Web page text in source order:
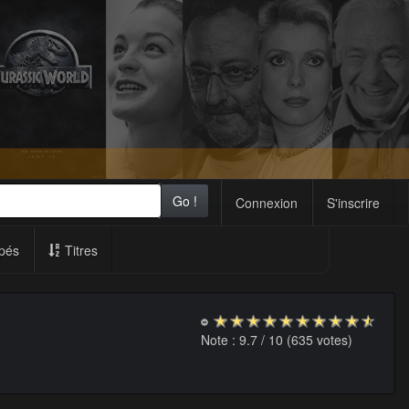
Connexion S'inscrire
Go !
Titres
Note : 9.7 / 10 (635 votes)